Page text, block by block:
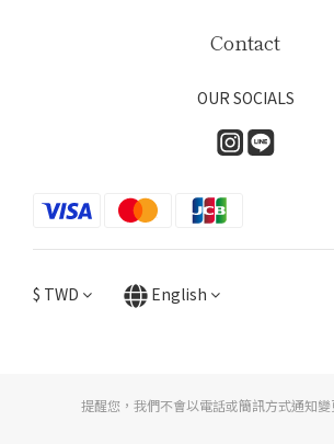
Contact
OUR SOCIALS
$ TWD English
提醒您，我們不會以電話或簡訊方式通知變